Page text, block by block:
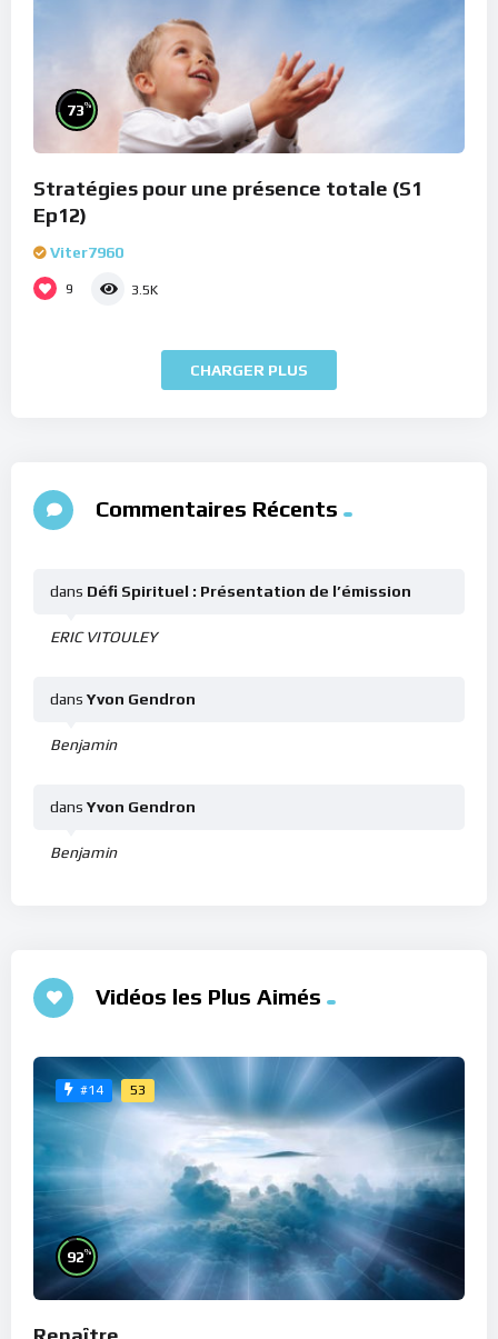
73%
Stratégies pour une présence totale (S1
Ep12)
Viter7960
9 3.5K
CHARGER PLUS
Commentaires Récents
ERIC VITOULEY
dans Défi Spirituel : Présentation de l’émission
Benjamin
dans Yvon Gendron
Benjamin
dans Yvon Gendron
Vidéos les Plus Aimés
#14 53
92%